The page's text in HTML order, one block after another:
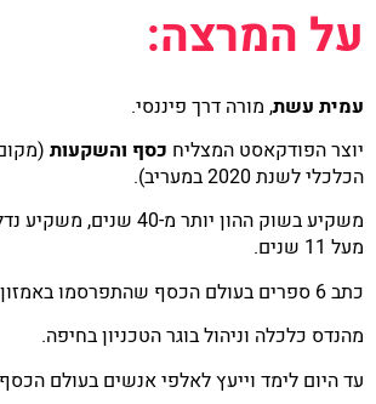
על המרצה:
עמית עשת, מורה דרך פיננסי.
יוצר הפודקאסט המצליח כסף והשקעות
הכלכלי לשנת 2020 במעריב).
משקיע בשוק ההון יותר מ-40
מעל 11 שנים.
כתב 6 ספרים בעולם הכסף שהתפרסמו באמזון.
מהנדס כלכלה וניהול בוגר הטכניון בחיפה.
עד היום לימד וייעץ לאלפי אנשים בעולם